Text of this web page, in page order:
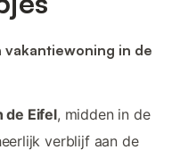
vakantiewoning in de
de Eifel, midden in de
verblijf aan de